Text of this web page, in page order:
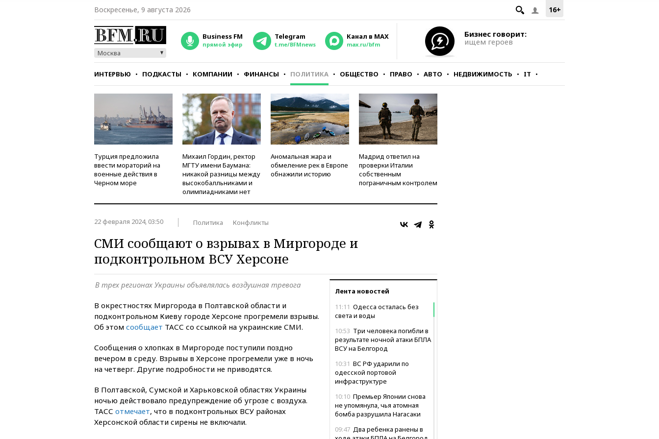
16+
Воскресенье, 9 августа 2026
Москва
Business FM
прямой эфир
Telegram
t.me/BFMnews
Канал в MAX
max.ru/bfm
Бизнес говорит:
ищем героев
ИНТЕРВЬЮ ПОДКАСТЫ КОМПАНИИ ФИНАНСЫ ПОЛИТИКА ОБЩЕСТВО ПРАВО АВТО НЕДВИЖИМОСТЬ IT
СТИЛЬ ТЕСТЫ
Турция предложила
ввести мораторий на
военные действия в
Черном море
Михаил Гордин, ректор
МГТУ имени Баумана:
никакой разницы между
высокобалльниками и
олимпиадниками нет
Аномальная жара и
обмеление рек в Европе
обнажили историю
Мадрид ответил на
проверки Италии
собственным
пограничным контролем
22 февраля 2024, 03:50 Политика Конфликты
СМИ сообщают о взрывах в Миргороде и
подконтрольном ВСУ Херсоне
Лента новостей
11:11 Одесса осталась без
света и воды
10:53 Три человека погибли в
результате ночной атаки БПЛА
ВСУ на Белгород
10:31 ВС РФ ударили по
одесской портовой
инфраструктуре
10:10 Премьер Японии снова
не упомянула, чья атомная
бомба разрушила Нагасаки
09:47 Два ребенка ранены в
В трех регионах Украины объявлялась воздушная тревога
В окрестностях Миргорода в Полтавской области и
подконтрольном Киеву городе Херсоне прогремели взрывы.
Об этом сообщает ТАСС со ссылкой на украинские СМИ.
Сообщения о хлопках в Миргороде поступили поздно
вечером в среду. Взрывы в Херсоне прогремели уже в ночь
на четверг. Другие подробности не приводятся.
В Полтавской, Сумской и Харьковской областях Украины
ночью действовало предупреждение об угрозе с воздуха.
ТАСС отмечает, что в подконтрольных ВСУ районах
Херсонской области сирены не включали.